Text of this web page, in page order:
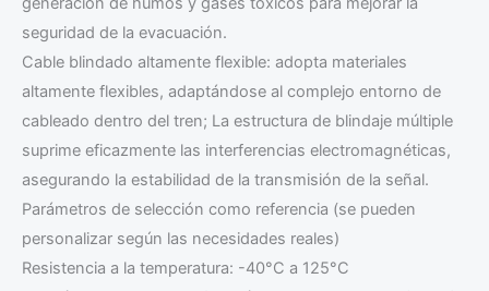
seguridad de la evacuación.
Cable blindado altamente flexible: adopta materiales
altamente flexibles, adaptándose al complejo entorno de
cableado dentro del tren; La estructura de blindaje múltiple
suprime eficazmente las interferencias electromagnéticas,
asegurando la estabilidad de la transmisión de la señal.
Parámetros de selección como referencia (se pueden
personalizar según las necesidades reales)
Resistencia a la temperatura: -40°C a 125°C